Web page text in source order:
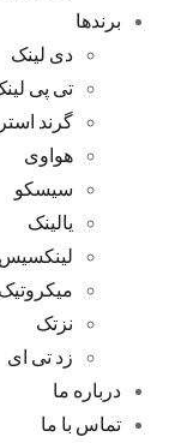
برندها
دی لینک
تی پی لینک
گرند استریم
هواوی
سیسکو
یالینک
لینکسیس
میکروتیک
نزتک
زد تی ای
درباره ما
تماس با ما